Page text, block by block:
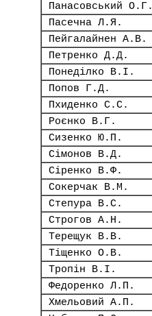
Панасовський О.Г.
Пасечна Л.Я.
Пейгалайнен А.В.
Петренко Д.Д.
Понеділко В.І.
Попов Г.Д.
Пхиденко С.С.
Роєнко В.Г.
Сизенко Ю.П.
Сімонов В.Д.
Сіренко В.Ф.
Сокерчак В.М.
Степура В.С.
Строгов А.Н.
Терещук В.В.
Тіщенко О.В.
Тропін В.І.
Федоренко Л.П.
Хмельовий А.П.